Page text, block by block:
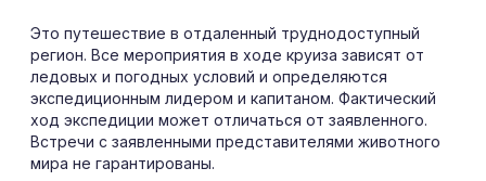
Это путешествие в отдаленный труднодоступный
регион. Все мероприятия в ходе круиза зависят от
ледовых и погодных условий и определяются
экспедиционным лидером и капитаном. Фактический
ход экспедиции может отличаться от заявленного.
Встречи с заявленными представителями животного
мира не гарантированы.